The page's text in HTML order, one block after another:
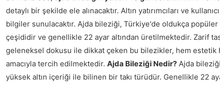
detaylı bir şekilde ele alınacaktır. Altın yatırımcıları ve
bilgiler sunulacaktır. Ajda bileziği, Türkiye'de oldukça popüler
çeşididir ve genellikle 22 ayar altından üretilmektedir. Zarif
geleneksel dokusu ile dikkat çeken bu bilezikler, hem estetik
amacıyla tercih edilmektedir. Ajda Bileziği Nedir? Ajda
yüksek altın içeriği ile bilinen bir takı türüdür. Genellikle 22